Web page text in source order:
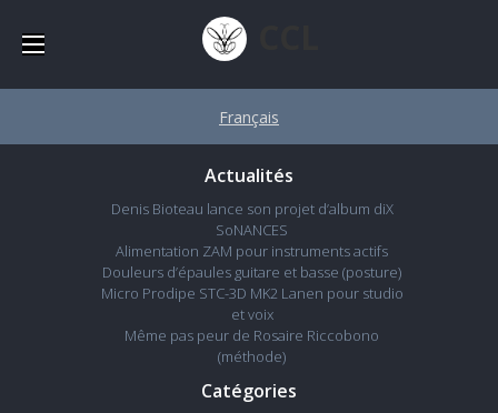
Français
Actualités
Denis Bioteau lance son projet d’album diX
SoNANCES
Alimentation ZAM pour instruments actifs
Douleurs d’épaules guitare et basse (posture)
Micro Prodipe STC-3D MK2 Lanen pour studio
et voix
Même pas peur de Rosaire Riccobono
(méthode)
Catégories